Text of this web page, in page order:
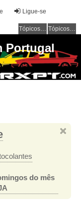
Ligue-se
Tópicos sem resposta Tópicos ativos
Portugal
do mês